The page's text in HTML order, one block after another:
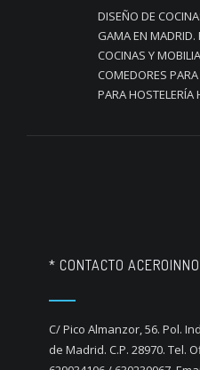
DISEÑO DE
GAMA EN MADRID.
COCINAS Y
COMEDORES
PARA HOSTELERÍA
* CONTACTO
C/ Pico Almanzor, 56. Pol.
de Madrid. C.P. 28970. Tel.